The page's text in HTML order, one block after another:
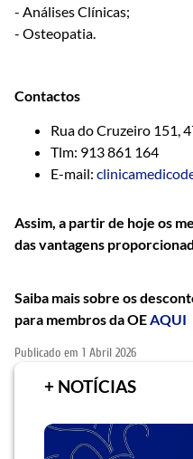
- Análises Clínicas;
- Osteopatia.
Contactos
Rua do Cruzeiro 151,
Tlm: 913 861 164
E-mail:
Assim, a partir de hoje os
das vantagens
Saiba mais sobre os
para membros da OE AQUI
Publicado em 1 Abril 2026
+ NOTÍCIAS